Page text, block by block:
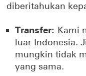
diberitahukan
Transfer: Kami
luar Indonesia.
mungkin tidak
yang sama.